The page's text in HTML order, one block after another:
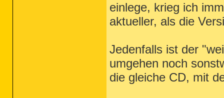
einlege, krieg ich
aktueller, als die
Jedenfalls ist der
umgehen noch
die gleiche CD, mit